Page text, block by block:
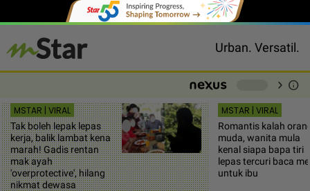
Urban. Versatil.
chevron_right info
MSTAR | VIRAL
Tak boleh lepak lepas
kerja, balik lambat kena
marah! Gadis rentan
mak ayah
'overprotective', hilang
nikmat dewasa
MSTAR | VIRAL
Romantis kalah
muda, wanita mula
kenal siapa bapa tiri
lepas tercuri baca
untuk ibu